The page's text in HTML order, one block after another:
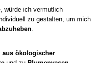
würde ich vermutlich
zu gestalten, um mich
aus ökologischer